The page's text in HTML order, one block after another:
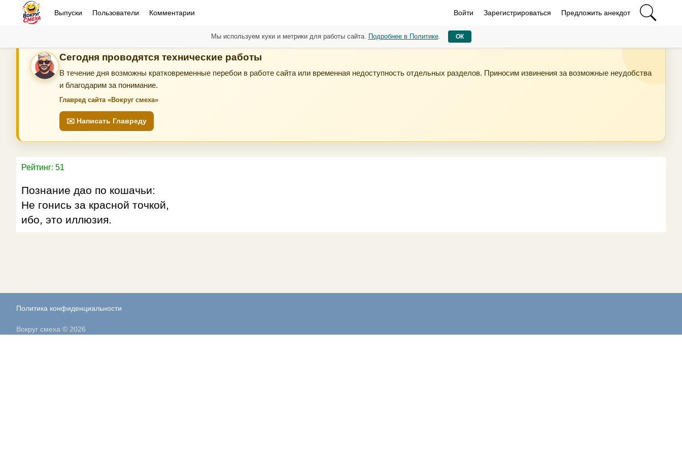
Выпуски Пользователи Комментарии Войти Зарегистрироваться Предложить анекдот
Сегодня проводятся технические работы
В течение дня возможны кратковременные перебои в работе сайта или временная недоступность отдельных разделов. Приносим извинения за возможные неудобства
и благодарим за понимание.
Главред сайта «Вокруг смеха»
✉️ Написать Главреду
Рейтинг: 51
Познание дао по кошачьи:
Не гонись за красной точкой,
ибо, это иллюзия.
Политика конфиденциальности
Мы используем куки и метрики для работы сайта. Подробнее в Политике. ОК
Вокруг смеха © 2026